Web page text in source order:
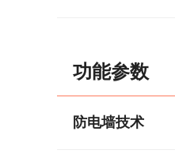
功能参数
防电墙技术